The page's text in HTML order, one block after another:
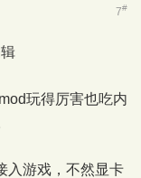
7#
玩得厉害也吃内
入游戏，不然显卡